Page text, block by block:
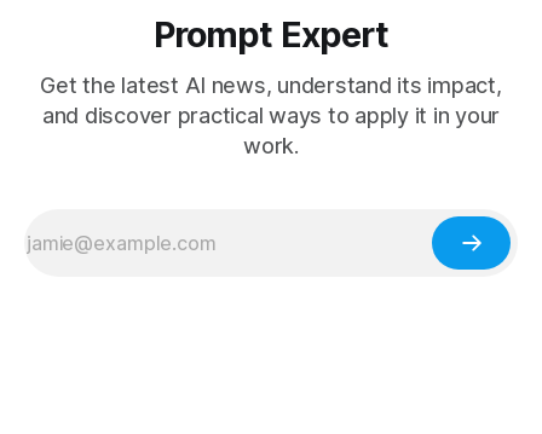
Prompt Expert
Get the latest AI news, understand its impact,
and discover practical ways to apply it in your
work.